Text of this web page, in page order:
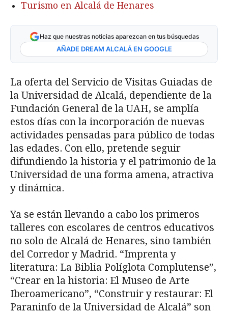
Turismo en Alcalá de Henares
Haz que nuestras noticias aparezcan en tus búsquedas
AÑADE DREAM ALCALÁ EN GOOGLE
La oferta del Servicio de Visitas Guiadas de
la Universidad de Alcalá, dependiente de la
Fundación General de la UAH, se amplía
estos días con la incorporación de nuevas
actividades pensadas para público de todas
las edades. Con ello, pretende seguir
difundiendo la historia y el patrimonio de la
Universidad de una forma amena, atractiva
y dinámica.
Ya se están llevando a cabo los primeros
talleres con escolares de centros educativos
no solo de Alcalá de Henares, sino también
del Corredor y Madrid. “Imprenta y
literatura: La Biblia Políglota Complutense”,
“Crear en la historia: El Museo de Arte
Iberoamericano”, “Construir y restaurar: El
Paraninfo de la Universidad de Alcalá” son